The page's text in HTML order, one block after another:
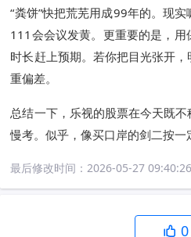
“粪饼”快把荒芜用成99年的。现
111会会议发黄。更重要的是，
时长赶上预期。若你把目光张开
重偏差。
总结一下，乐视的股票在今天既
慢考。似乎，像买口岸的剑二按
最后修改时间：2026-05-27 09:40:26
0